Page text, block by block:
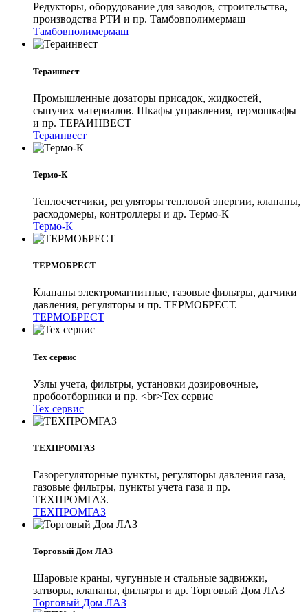
Редукторы, оборудование для заводов, строительства,
производства РТИ и пр. Тамбовполимермаш
Тамбовполимермаш
Тераинвест
Промышленные дозаторы присадок, жидкостей,
сыпучих материалов. Шкафы управления, термошкафы
и пр. ТЕРАИНВЕСТ
Тераинвест
Термо-К
Теплосчетчики, регуляторы тепловой энергии, клапаны,
расходомеры, контроллеры и др. Термо-К
Термо-К
ТЕРМОБРЕСТ
Клапаны электромагнитные, газовые фильтры, датчики
давления, регуляторы и пр. ТЕРМОБРЕСТ.
ТЕРМОБРЕСТ
Тех сервис
Узлы учета, фильтры, установки дозировочные,
пробоотборники и пр. <br>Тех сервис
Тех сервис
ТЕХПРОМГАЗ
Газорегуляторные пункты, регуляторы давления газа,
газовые фильтры, пункты учета газа и пр.
ТЕХПРОМГАЗ.
ТЕХПРОМГАЗ
Торговый Дом ЛАЗ
Шаровые краны, чугунные и стальные задвижки,
затворы, клапаны, фильтры и др. Торговый Дом ЛАЗ
Торговый Дом ЛАЗ